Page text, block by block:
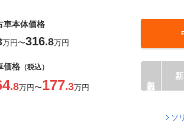
車本体価格
万円〜316.8万円
価格 （税込）
.8万円〜177.3万円
ソ